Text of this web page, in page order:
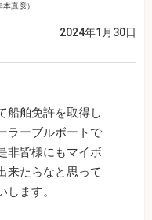
真彦）
2024年1月30日
船舶免許を取得し
ラーブルボートで
非皆様にもマイボ
来たらなと思って
します。